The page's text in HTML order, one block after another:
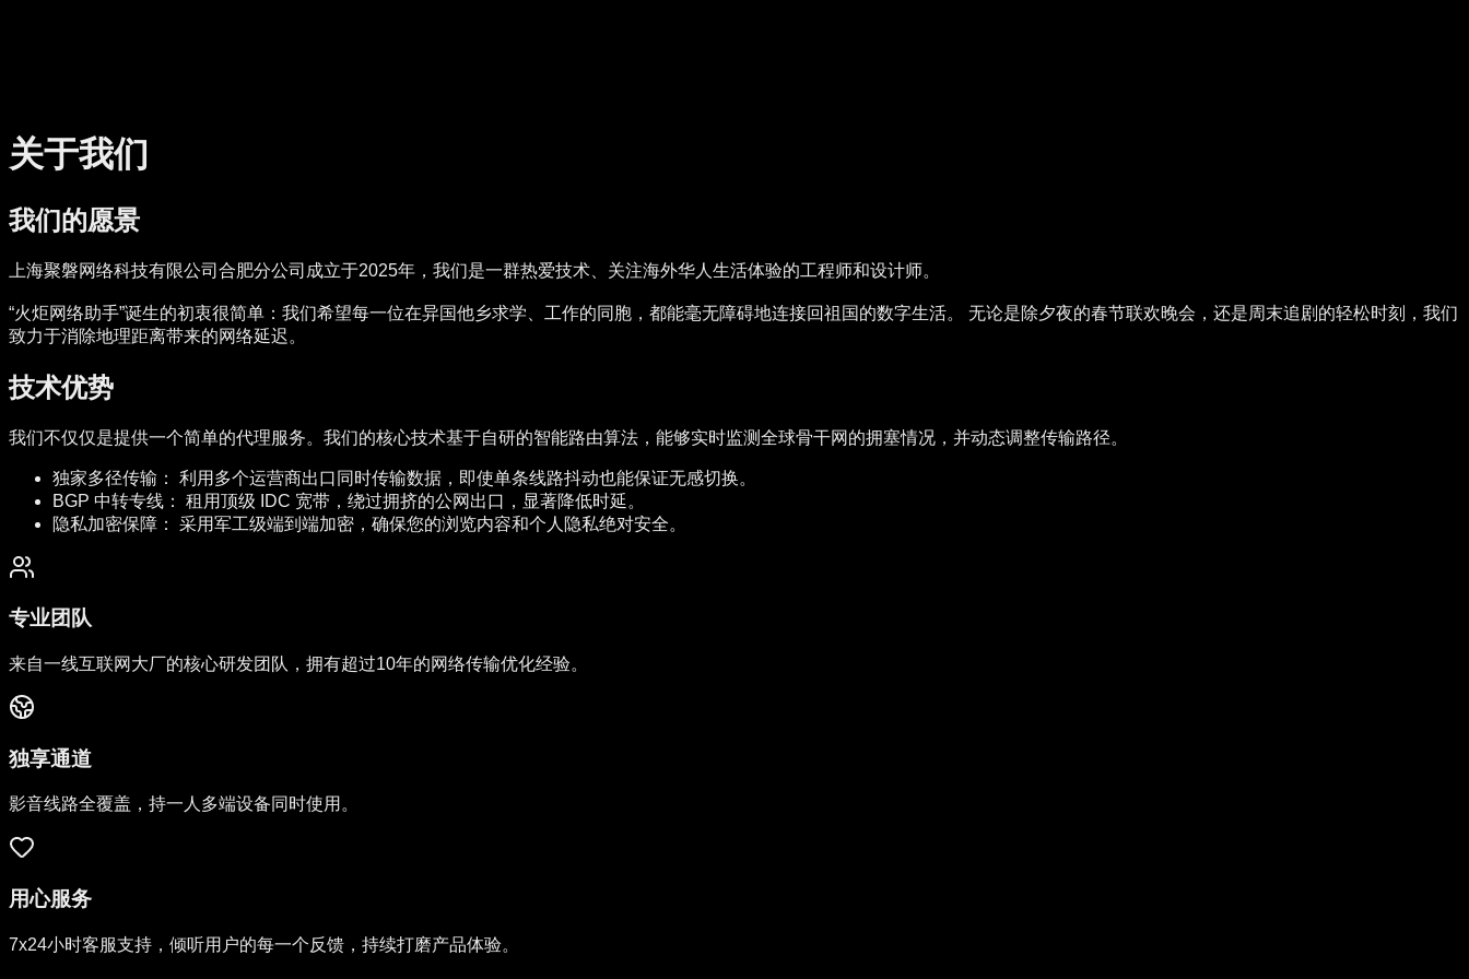
关于我们
我们的愿景
上海聚磐网络科技有限公司合肥分公司成立于2025年，我们是一群热爱技术、关注海外华人生活体验的工程师和设计师。
“火炬网络助手”诞生的初衷很简单：我们希望每一位在异国他乡求学、工作的同胞，都能毫无障碍地连接回祖国的数字生活。 无论是除夕夜的春节联欢晚会，还是周末追剧的轻松时刻，我们
致力于消除地理距离带来的网络延迟。
技术优势
我们不仅仅是提供一个简单的代理服务。我们的核心技术基于自研的智能路由算法，能够实时监测全球骨干网的拥塞情况，并动态调整传输路径。
独家多径传输：
利用多个运营商出口同时传输数据，即使单条线路抖动也能保证无感切换。
BGP 中转专线：
租用顶级 IDC 宽带，绕过拥挤的公网出口，显著降低时延。
隐私加密保障：
采用军工级端到端加密，确保您的浏览内容和个人隐私绝对安全。
专业团队
来自一线互联网大厂的核心研发团队，拥有超过10年的网络传输优化经验。
独享通道
影音线路全覆盖，持一人多端设备同时使用。
用心服务
7x24小时客服支持，倾听用户的每一个反馈，持续打磨产品体验。